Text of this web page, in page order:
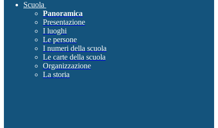
Scuola
Panoramica
Presentazione
I luoghi
Le persone
I numeri della scuola
Le carte della scuola
Organizzazione
La storia